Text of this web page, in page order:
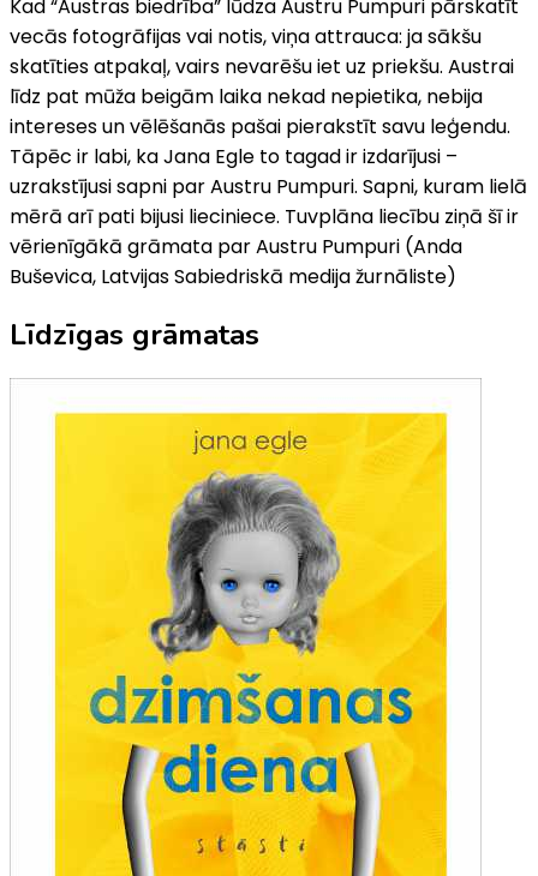
Kad “Austras biedrība” lūdza Austru Pumpuri pārskatīt
vecās fotogrāfijas vai notis, viņa attrauca: ja sākšu
skatīties atpakaļ, vairs nevarēšu iet uz priekšu. Austrai
līdz pat mūža beigām laika nekad nepietika, nebija
intereses un vēlēšanās pašai pierakstīt savu leģendu.
Tāpēc ir labi, ka Jana Egle to tagad ir izdarījusi –
uzrakstījusi sapni par Austru Pumpuri. Sapni, kuram lielā
mērā arī pati bijusi lieciniece. Tuvplāna liecību ziņā šī ir
vērienīgākā grāmata par Austru Pumpuri (Anda
Buševica, Latvijas Sabiedriskā medija žurnāliste)
Līdzīgas grāmatas